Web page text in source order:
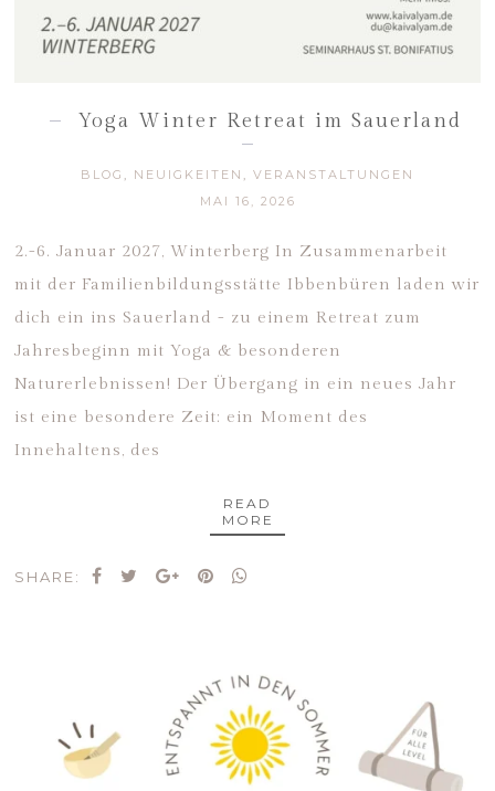
Yoga Winter Retreat im Sauerland
BLOG , NEUIGKEITEN , VERANSTALTUNGEN
MAI 16, 2026
2.-6. Januar 2027, Winterberg In Zusammenarbeit
mit der Familienbildungsstätte Ibbenbüren laden wir
dich ein ins Sauerland - zu einem Retreat zum
Jahresbeginn mit Yoga & besonderen
Naturerlebnissen! Der Übergang in ein neues Jahr
ist eine besondere Zeit: ein Moment des
Innehaltens, des
READ
MORE
SHARE: